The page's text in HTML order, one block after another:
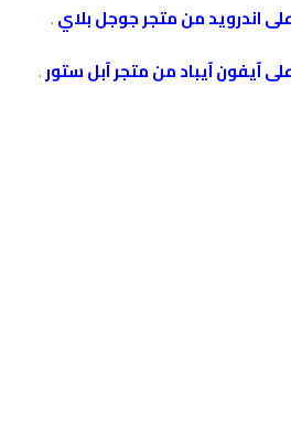
.
.